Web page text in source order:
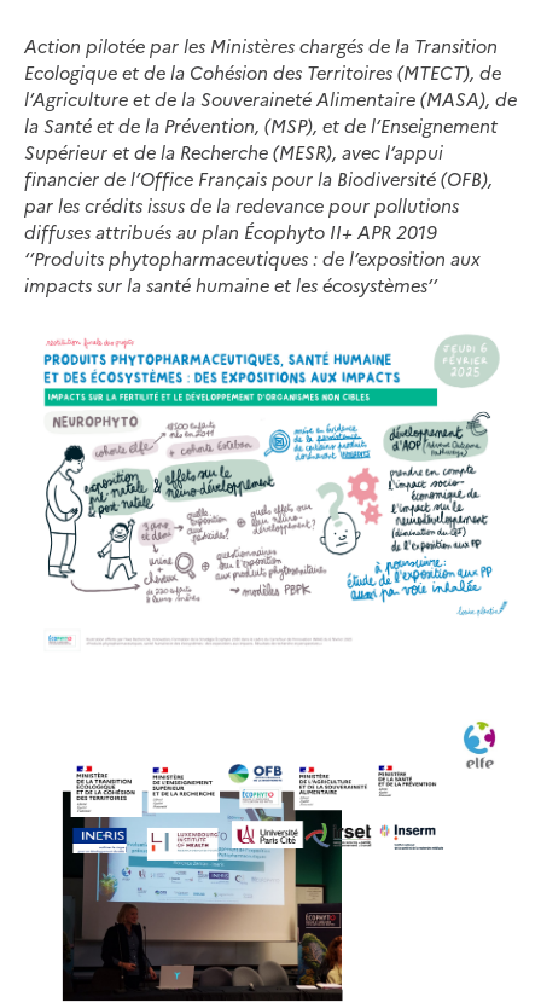
Action pilotée par les Ministères chargés de la Transition
Ecologique et de la Cohésion des Territoires (MTECT), de
l’Agriculture et de la Souveraineté Alimentaire (MASA), de
la Santé et de la Prévention, (MSP), et de l’Enseignement
Supérieur et de la Recherche (MESR), avec l’appui
financier de l’Office Français pour la Biodiversité (OFB),
par les crédits issus de la redevance pour pollutions
diffuses attribués au plan Écophyto II+ APR 2019
‘’Produits phytopharmaceutiques : de l’exposition aux
impacts sur la santé humaine et les écosystèmes’’